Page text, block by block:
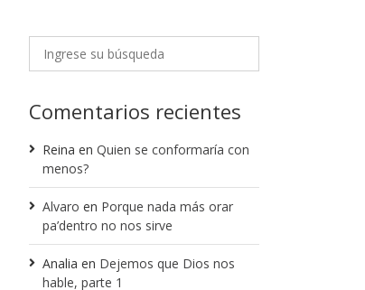
Comentarios recientes
Reina en Quien se conformaría con
menos?
Alvaro en Porque nada más orar
pa’dentro no nos sirve
Analia en Dejemos que Dios nos
hable, parte 1